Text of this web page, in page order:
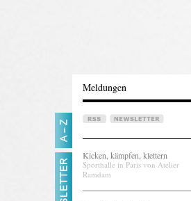
Meldungen
Kicken, kämpfen, klettern
Sporthalle in Paris von Atelier
Ramdam